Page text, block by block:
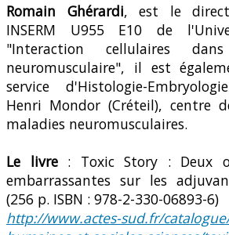
Romain Ghérardi, est le
INSERM U955 E10 de
"Interaction cellulaires
neuromusculaire", il est
service d'Histologie-
Henri Mondor (Créteil), centre
maladies neuromusculaires.
Le livre: Toxic Story : Deux
embarrassantes sur les
(256 p. ISBN : 978-2-330-06893-6)
http://www.actes-sud.fr/